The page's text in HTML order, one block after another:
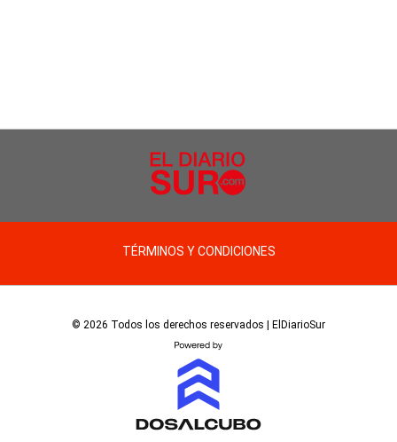
TÉRMINOS Y CONDICIONES
© 2026 Todos los derechos reservados | ElDiarioSur